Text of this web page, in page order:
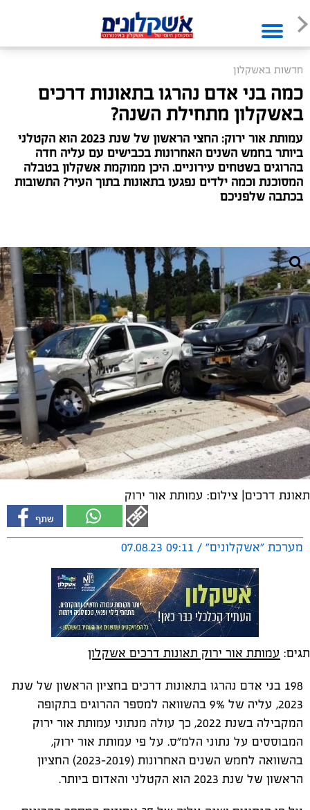
חדשות באשקלון
כמה בני אדם נהרגו בתאונות דרכים
באשקלון מתחילת השנה?
עמותת אור ירוק: החצי הראשון של שנת 2023 הוא הקטלני
ביותר בחמש השנים האחרונות בכבישים עם עליה חדה
בהרוגים בשטחים עירוניים. היכן ממוקמת אשקלון בטבלה
המסוכנת וכמה ילדים נפגעו בתאונות בתוך העיר? התשובות
בכתבה שלפניכם
תאונת דרכים| צילום: עמותת אור ירוק
מערכת "אשקלונים" / 09:11 07.08.23
תגים: עמותת אור ירוק תאונות דרכים אשקלון
198 בני אדם נהרגו בתאונות דרכים בחציון הראשון של שנת
2023, עליה של 9% בהשוואה למספר ההרוגים בתקופה
המקבילה בשנת 2022, כך עולה מנתוני עמותת אור ירוק
המבוססים על נתוני הלמ"ס. על פי עמותת אור ירוק,
בהשוואה לחמש השנים האחרונות (2023-2019) החציון
הראשון של שנת 2023 הוא הקטלני והאדום ביותר.